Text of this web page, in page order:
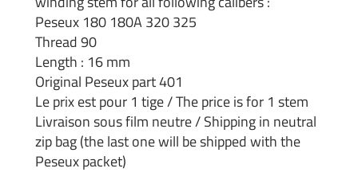
Peseux 180 180A 320 325
Thread 90
Length : 16 mm
Original Peseux part 401
Le prix est pour 1 tige / The price is for 1 stem
Livraison sous film neutre / Shipping in neutral
zip bag (the last one will be shipped with the
Peseux packet)